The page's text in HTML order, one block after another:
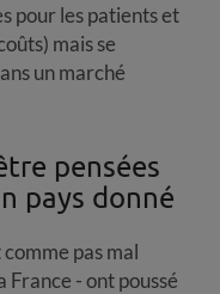
pour les patients et
mais se
un marché
pensées
pays donné
pas mal
France - ont poussé